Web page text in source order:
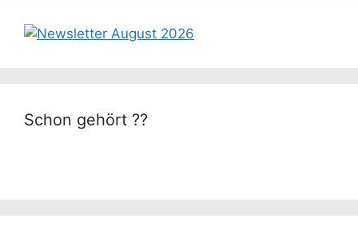
Schon gehört ??